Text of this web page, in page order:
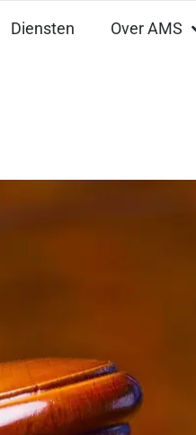
Diensten Over AMS